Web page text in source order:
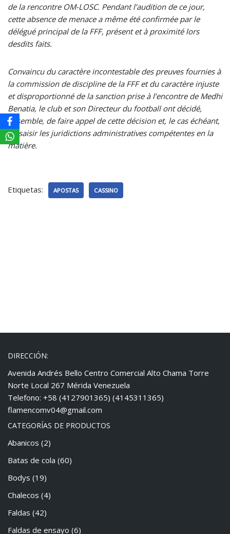
de la rencontre OM-LOSC. Pendant l’audition de ce jour,
cette absence de menace a même été confirmée par le
délégué principal de la FFF, présent et à proximité lors
desdits faits.
Convaincu du caractère incontestable des preuves fournies à
la commission de discipline de la FFF et du caractère injuste
et disproportionné de la sanction prise à l’encontre de Medhi
Benatia, le club et son Directeur du football ont décidé,
ensemble, de faire appel de cette décision et, le cas échéant,
de saisir les juridictions administratives compétentes en la
matière.
Etiquetas: APOSTAS CASSINO
DIRECCIÓN:
Avenida Andrés Bello Centro Comercial Alto Chama Torre
Norte Local 267 Mérida Venezuela
Telefono: +58 (4127901365) (4145311365)
flamencomv04@gmail.com
CATEGORÍAS DE PRODUCTOS
Abanicos (2)
Batas de cola (60)
Bodys (19)
Chalecos (4)
Faldas (42)
Faldas de ensayo (6)